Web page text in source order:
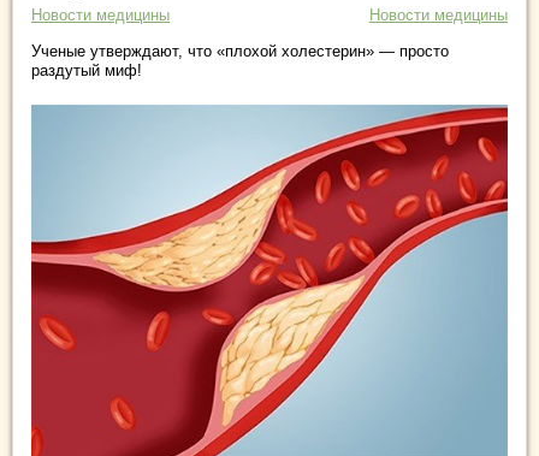
Новости медицины
Новости медицины
Ученые утверждают, что «плохой холестерин» — просто
раздутый миф!